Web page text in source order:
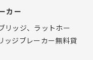
カー
リッジ、ラットホー
ッジブレーカー無料貸